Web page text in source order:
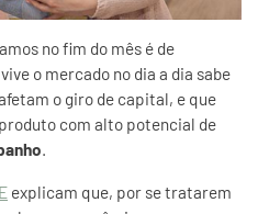
no fim do mês é de
o mercado no dia a dia sabe
o giro de capital, e que
com alto potencial de
.
explicam que, por se tratarem